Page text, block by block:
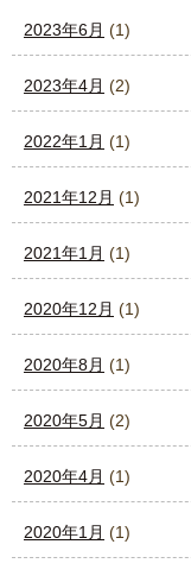
2023年6月 (1)
2023年4月 (2)
2022年1月 (1)
2021年12月 (1)
2021年1月 (1)
2020年12月 (1)
2020年8月 (1)
2020年5月 (2)
2020年4月 (1)
2020年1月 (1)